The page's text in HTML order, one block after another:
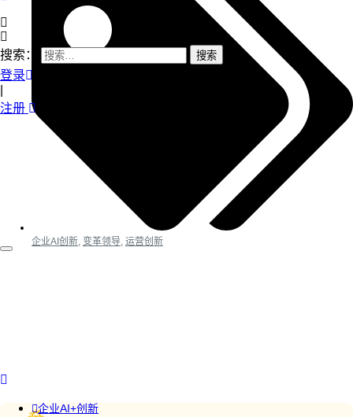
搜索：
登录
注册
企业AI+创新
企业AI创新 变革领导 运营创新